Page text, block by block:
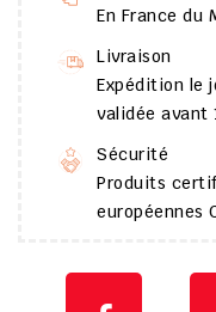
En France du
Livraison
Expédition le
validée avant
Sécurité
Produits
européennes